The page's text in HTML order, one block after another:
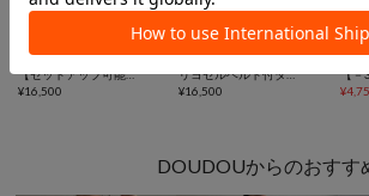
￥1,000クーポン

【セットアップ可能】ベルト付ライトデニムタイトスカート
¥16,500
￥1,000クーポン

リヨセルベルト付タイトスカート
¥16,500
TIME
¥
DOUDOUからのおすす